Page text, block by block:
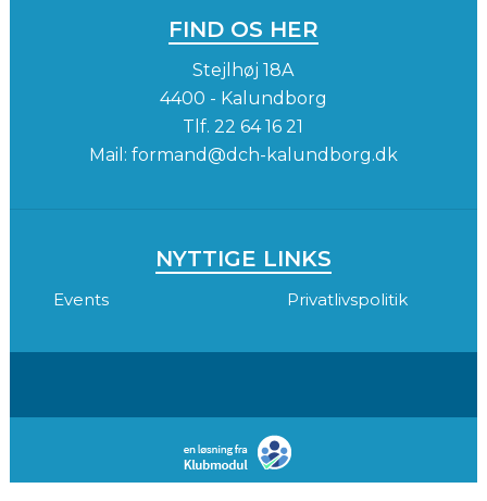
FIND OS HER
Stejlhøj 18A
4400 - Kalundborg
Tlf.22 64 16 21
Mail: formand@dch-kalundborg.dk
NYTTIGE LINKS
Events Privatlivspolitik